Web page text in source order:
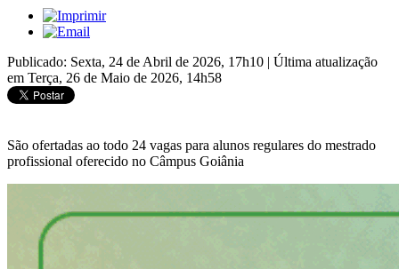
Publicado: Sexta, 24 de Abril de 2026, 17h10 | Última atualização
em Terça, 26 de Maio de 2026, 14h58
São ofertadas ao todo 24 vagas para alunos regulares do mestrado
profissional oferecido no Câmpus Goiânia